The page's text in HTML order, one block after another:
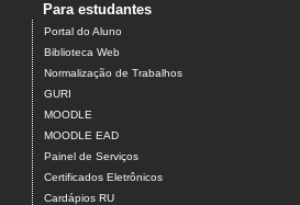
Para estudantes
Portal do Aluno
Biblioteca Web
Normalização de Trabalhos
GURI
MOODLE
MOODLE EAD
Painel de Serviços
Certificados Eletrônicos
Cardápios RU